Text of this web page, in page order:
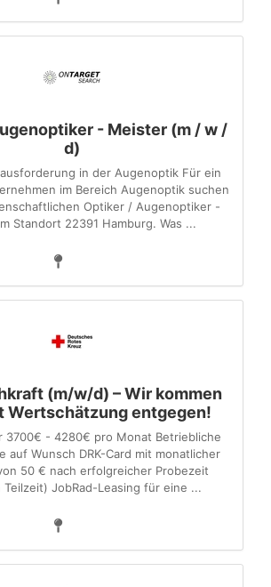
- Meister (m / w /
d)
in der Augenoptik Für ein
im Bereich Augenoptik suchen
Optiker / Augenoptiker -
Standort 22391 Hamburg. Was ...
(m/w/d) – Wir kommen
Wertschätzung entgegen!
3700€ - 4280€ pro Monat Betriebliche
auf Wunsch DRK-Card mit monatlicher
50 € nach erfolgreicher Probezeit
Teilzeit) JobRad-Leasing für eine ...